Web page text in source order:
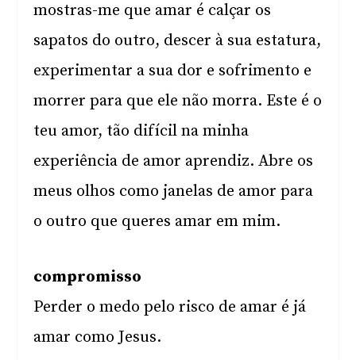
mostras-me que amar é calçar os
sapatos do outro, descer à sua estatura,
experimentar a sua dor e sofrimento e
morrer para que ele não morra. Este é o
teu amor, tão difícil na minha
experiência de amor aprendiz. Abre os
meus olhos como janelas de amor para
o outro que queres amar em mim.
compromisso
Perder o medo pelo risco de amar é já
amar como Jesus.